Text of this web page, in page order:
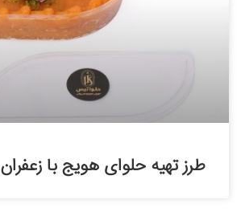
طرز تهیه حلوای هویج با زعفران